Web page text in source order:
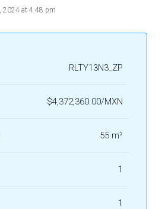
2024 at 4:48 pm
RLTY13N3_ZP
$4,372,360.00/MXN
55 m²
1
1